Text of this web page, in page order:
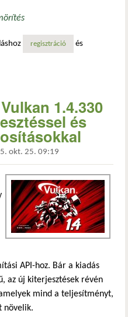
tömörítési képességekkel
regisztráció és
1.4.330
és
okt. 25. 09:19
API-hoz. Bár a kiadás
az új kiterjesztések révén
mind a teljesítményt,
növelik.